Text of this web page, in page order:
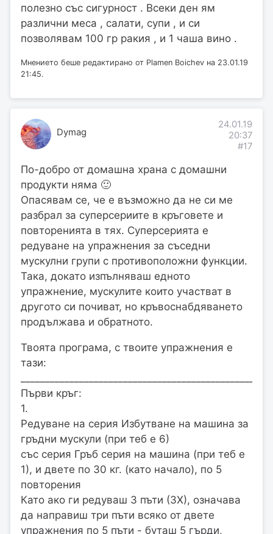
полезно със сигурност . Всеки ден ям
различни меса , салати, супи , и си
позволявам 100 гр ракия , и 1 чаша вино .
Мнението беше редактирано от Plamen Boichev на 23.01.19
21:45.
Dymag
24.01.19
20:37
#17
По-добро от домашна храна с домашни
продукти няма 🙂
Опасявам се, че е възможно да не си ме
разбрал за суперсериите в кръговете и
повторенията в тях. Суперсерията е
редуване на упражнения за съседни
мускулни групи с противоположни функции.
Така, докато изпълняваш едното
упражнение, мускулите които участват в
другото си почиват, но кръвоснабдяването
продължава и обратното.
Твоята програма, с твоите упражнения е
тази:
Първи кръг:
1.
Редуване на серия Избутване на машина за
гръдни мускули (при теб е 6)
със серия Гръб серия на машина (при теб е
1), и двете по 30 кг. (като начало), по 5
повторения
Като ако ги редуваш 3 пъти (3Х), означава
да направиш три пъти всяко от двете
упражнения по 5 пъти - буташ 5 гърди,